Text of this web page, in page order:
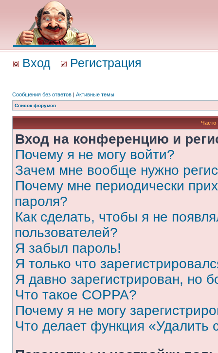
Вход Регистрация
Сообщения без ответов | Активные темы
Список форумов
Вход на конференцию и
Почему я не могу войти?
Зачем мне вообще нужно
Почему мне периодически
пароля?
Как сделать, чтобы я не
пользователей?
Я забыл пароль!
Я только что
Я давно зарегистрирован, но
Что такое COPPA?
Почему я не могу
Что делает функция «Удалить